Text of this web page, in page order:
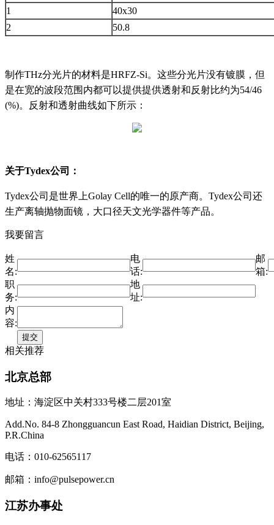
1
40x30
2
50.8
制作THz分光片的材料是HRFZ-Si。这些分光片没有镀膜，但
是在宽的波段范围内都可以提供提供透射和反射比约为54/46
(%)。反射和透射曲线如下所示：
关于Tydex公司：
Tydex公司是世界上Golay Cell的唯一的原产商。Tydex公司还
生产离轴抛物面镜，大口径天文光学器件等产品。
我要留言
姓
名:
电
话:
邮
箱:
职
务:
地
址:
内
容:
相关推荐
北京总部
地址：海淀区中关村333号楼二层201室
Add.No. 84-8 Zhongguancun East Road, Haidian District, Beijing,
P.R.China
电话：010-62565117
邮箱：info@pulsepower.cn
江苏办事处